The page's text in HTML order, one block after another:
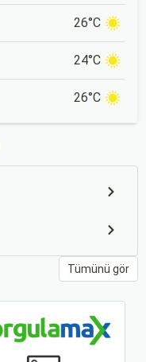
26°C
24°C
26°C
Tümünü gör